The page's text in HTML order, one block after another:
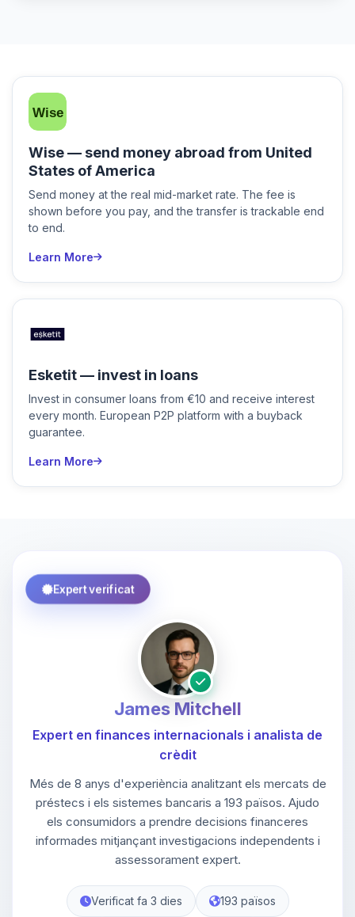
Wise — send money abroad from United
States of America
Send money at the real mid-market rate. The fee is
shown before you pay, and the transfer is trackable end
to end.
Learn More
Esketit — invest in loans
Invest in consumer loans from €10 and receive interest
every month. European P2P platform with a buyback
guarantee.
Learn More
Expert verificat
James Mitchell
Expert en finances internacionals i analista de
crèdit
Més de 8 anys d'experiència analitzant els mercats de
préstecs i els sistemes bancaris a 193 països. Ajudo
els consumidors a prendre decisions financeres
informades mitjançant investigacions independents i
assessorament expert.
Verificat fa 3 dies 193 països